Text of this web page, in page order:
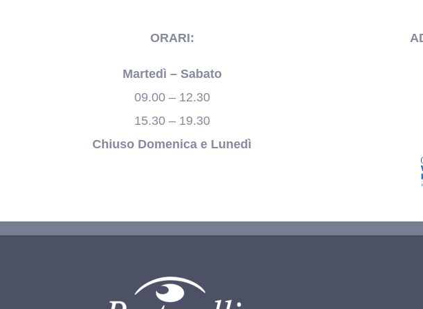
ORARI:
Martedì – Sabato
09.00 – 12.30
15.30 – 19.30
Chiuso Domenica e Lunedì